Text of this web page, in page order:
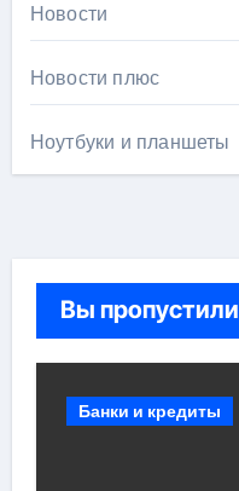
Новости
Новости плюс
Ноутбуки и планшеты
Вы пропустили
Банки и кредиты